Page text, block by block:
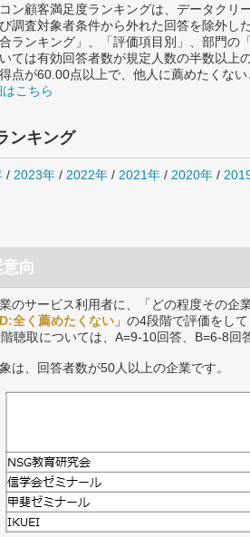
ン顧客満足度ランキングは、データクリ
調査対象者条件から外れた回答を除外し
ランキング」、「評価項目別」、部門の
ては有効回答者数が規定人数の半数以上
点が60.00点以上で、他人に薦めたくな
こちら
ンキング
/ 2023年 / 2022年 / 2021年 / 2020年 /
向
のサービス利用者に、「どの程度その企
D:全く薦めたくない 」の4段階で評価をし
聴取については、A=9-10回答、B=6-8回
は、回答者数が50人以上の企業です。